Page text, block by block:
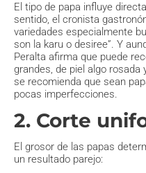
El tipo de papa influye
sentido, el cronista
variedades especialmente
son la karu o desiree”. Y
Peralta afirma que puede
grandes, de piel algo rosada
se recomienda que sean
pocas imperfecciones.
2. Corte
El grosor de las papas
un resultado parejo: